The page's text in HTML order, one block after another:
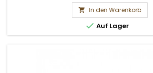
 In den Warenkorb
 Auf Lager